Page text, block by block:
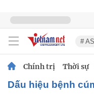
#
Chính trị Thời sự
dấu hiệu bệnh